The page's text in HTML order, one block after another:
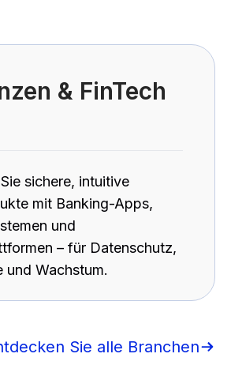
& FinTech
sichere, intuitive
mit Banking-Apps,
und
– für Datenschutz,
und Wachstum.
Sie alle Branchen